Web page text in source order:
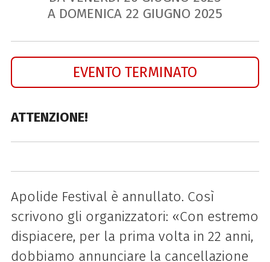
A DOMENICA 22 GIUGNO 2025
EVENTO TERMINATO
ATTENZIONE!
Apolide Festival è annullato. Così
scrivono gli organizzatori: «Con estremo
dispiacere, per la prima volta in 22 anni,
dobbiamo annunciare la cancellazione